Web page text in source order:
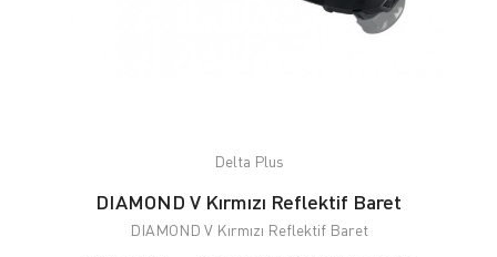
Delta Plus
DIAMOND V Kırmızı Reflektif Baret
DIAMOND V Kırmızı Reflektif Baret